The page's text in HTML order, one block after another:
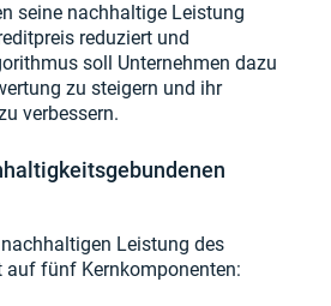
seine nachhaltige Leistung
reduziert und
soll Unternehmen dazu
zu steigern und ihr
verbessern.
Leistung des
auf fünf Kernkomponenten: